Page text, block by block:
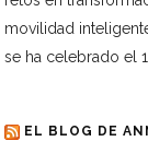
movilidad
se ha celebrado el
EL BLOG DE